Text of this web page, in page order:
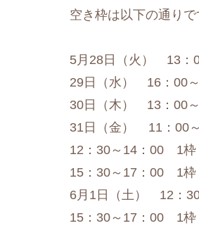
空き枠は以下の通りで
5月28日（火） 13
29日（水） 16：00
30日（木） 13：00
31日（金） 11：00
12：30～14：00 1枠
15：30～17：00 1枠
6月1日（土） 12：
15：30～17：00 1枠